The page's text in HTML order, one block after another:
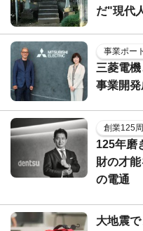
だ"現代
事業ポー
三菱電
事業開
創業125
125年磨
財の才
の電通
大地震